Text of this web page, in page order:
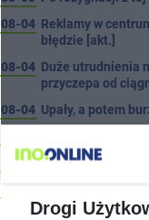
08-04 Reklamy w
błędzie [akt.]
08-04 Duże utrudnienia
przyczepa od
08-04 Upały, a potem
08-04 Kolizja na
zł
Drogi